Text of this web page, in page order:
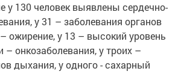
у 130 человек выявлены сердечно-
у 31 – заболевания органов
ожирение, у 13 – высокий уровень
– онкозаболевания, у троих –
дыхания, у одного - сахарный